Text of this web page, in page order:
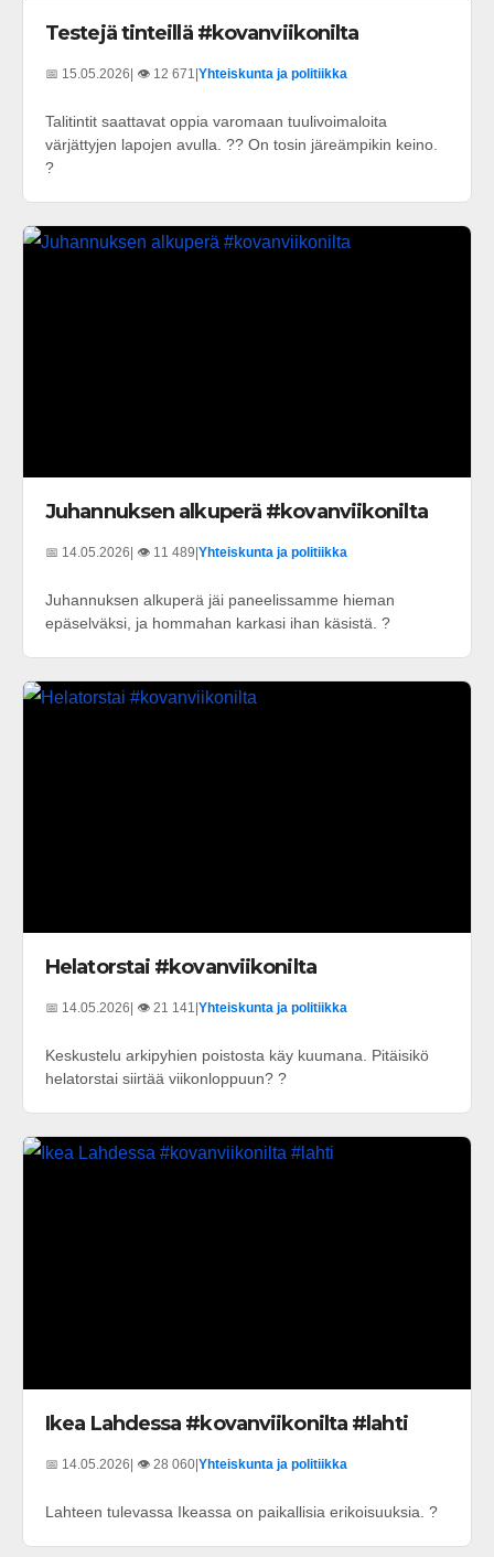
Testejä tinteillä #kovanviikonilta
📅 15.05.2026| 👁️ 12 671 |Yhteiskunta ja politiikka
Talitintit saattavat oppia varomaan tuulivoimaloita
värjättyjen lapojen avulla. ?? On tosin järeämpikin keino.
?
Juhannuksen alkuperä #kovanviikonilta
📅 14.05.2026 | 👁️ 11 489 Yhteiskunta ja politiikka
Juhannuksen alkuperä jäi paneelissamme hieman
epäselväksi, ja hommahan karkasi ihan käsistä. ?
Helatorstai #kovanviikonilta
📅 14.05.2026 | 👁️ 21 141 Yhteiskunta ja politiikka
Keskustelu arkipyhien poistosta käy kuumana. Pitäisikö
helatorstai siirtää viikonloppuun? ?
Ikea Lahdessa #kovanviikonilta #lahti
📅 14.05.2026| 👁️ 28 060|Yhteiskunta ja politiikka
Lahteen tulevassa Ikeassa on paikallisia erikoisuuksia. ?